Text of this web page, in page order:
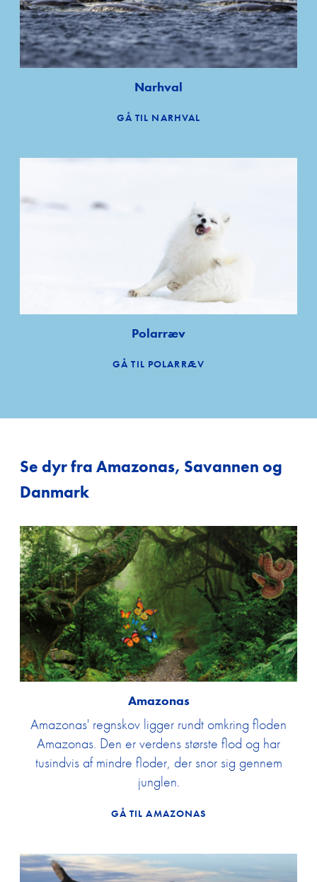
Narhval
GÅ TIL NARHVAL
Polarræv
GÅ TIL POLARRÆV
Se dyr fra Amazonas, Savannen og
Danmark
Amazonas
Amazonas' regnskov ligger rundt omkring floden
Amazonas. Den er verdens største flod og har
tusindvis af mindre floder, der snor sig gennem
junglen.
GÅ TIL AMAZONAS